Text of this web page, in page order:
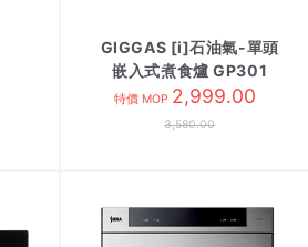
GIGGAS [i]石油氣-單頭
嵌入式煮食爐 GP301
SCHOTT
特價 MOP 2,999.00
3,580.00